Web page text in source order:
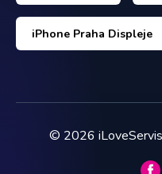
iPhone Praha Displeje
© 2026